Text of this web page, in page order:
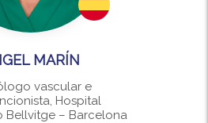
MARÍN
vascular e
Hospital
Bellvitge – Barcelona